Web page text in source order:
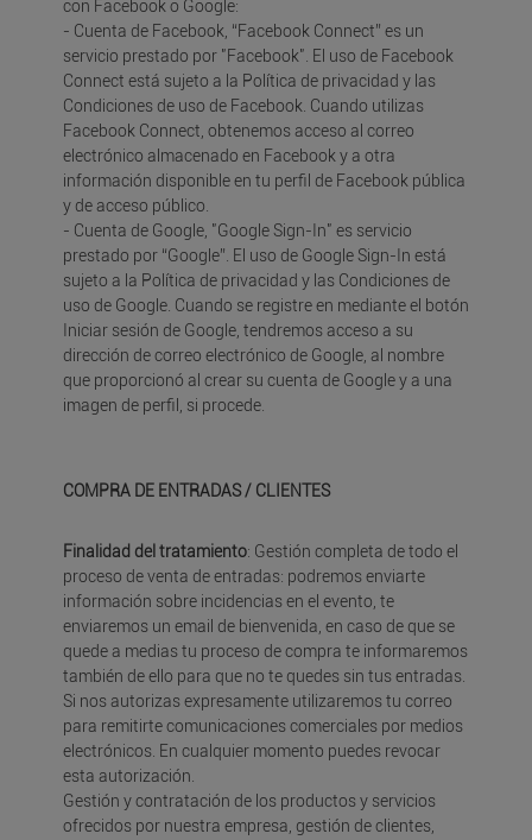
con Facebook o Google:
- Cuenta de Facebook, “Facebook Connect” es un
servicio prestado por "Facebook". El uso de Facebook
Connect está sujeto a la Política de privacidad y las
Condiciones de uso de Facebook. Cuando utilizas
Facebook Connect, obtenemos acceso al correo
electrónico almacenado en Facebook y a otra
información disponible en tu perfil de Facebook pública
y de acceso público.
- Cuenta de Google, "Google Sign-In" es servicio
prestado por “Google”. El uso de Google Sign-In está
sujeto a la Política de privacidad y las Condiciones de
uso de Google. Cuando se registre en mediante el botón
Iniciar sesión de Google, tendremos acceso a su
dirección de correo electrónico de Google, al nombre
que proporcionó al crear su cuenta de Google y a una
imagen de perfil, si procede.
COMPRA DE ENTRADAS / CLIENTES
Finalidad del tratamiento: Gestión completa de todo el
proceso de venta de entradas: podremos enviarte
información sobre incidencias en el evento, te
enviaremos un email de bienvenida, en caso de que se
quede a medias tu proceso de compra te informaremos
también de ello para que no te quedes sin tus entradas.
Si nos autorizas expresamente utilizaremos tu correo
para remitirte comunicaciones comerciales por medios
electrónicos. En cualquier momento puedes revocar
esta autorización.
Gestión y contratación de los productos y servicios
ofrecidos por nuestra empresa, gestión de clientes,